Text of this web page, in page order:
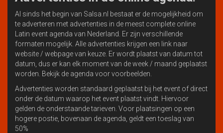
Al sinds het begin van Salsa.nl bestaat er de mogelijkheid om
te adverteren met advertenties in de meest complete online
Latin event agenda van Nederland. Er zijn verschillende
formaten mogelijk. Alle advertenties krijgen een link naar
website / webpage van keuze. Er wordt plaatst van datum tot
datum, dus er kan elk moment van de week / maand geplaatst
worden. Bekijk de agenda voor voorbeelden.
Advertenties worden standaard geplaatst bij het event of direct
onder de datum waarop het event plaatst vindt. Hiervoor
gelden de onderstaande tarieven. Voor plaatsingen op een
hogere postie, bovenaan de agenda, geldt een toeslag van
50%